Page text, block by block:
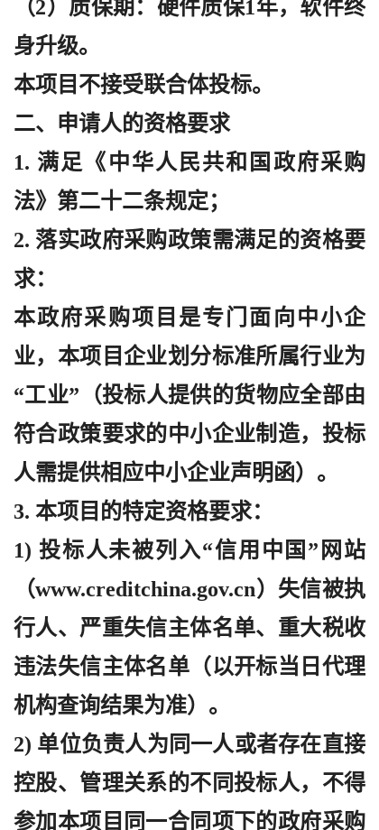
（2）质保期：硬件质保1年，软件终
身升级。
本项目不接受联合体投标。
二、申请人的资格要求
1. 满足《中华人民共和国政府采购
法》第二十二条规定；
2. 落实政府采购政策需满足的资格要
求：
本政府采购项目是专门面向中小企
业，本项目企业划分标准所属行业为
“工业”（投标人提供的货物应全部由
符合政策要求的中小企业制造，投标
人需提供相应中小企业声明函）。
3. 本项目的特定资格要求：
1) 投标人未被列入“信用中国”网站
（www.creditchina.gov.cn）失信被执
行人、严重失信主体名单、重大税收
违法失信主体名单（以开标当日代理
机构查询结果为准）。
2) 单位负责人为同一人或者存在直接
控股、管理关系的不同投标人，不得
参加本项目同一合同项下的政府采购